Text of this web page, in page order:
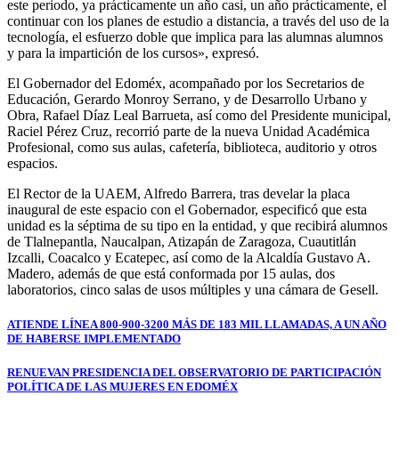
este periodo, ya prácticamente un año casi, un año prácticamente, el
continuar con los planes de estudio a distancia, a través del uso de la
tecnología, el esfuerzo doble que implica para las alumnas alumnos
y para la impartición de los cursos», expresó.
El Gobernador del Edoméx, acompañado por los Secretarios de
Educación, Gerardo Monroy Serrano, y de Desarrollo Urbano y
Obra, Rafael Díaz Leal Barrueta, así como del Presidente municipal,
Raciel Pérez Cruz, recorrió parte de la nueva Unidad Académica
Profesional, como sus aulas, cafetería, biblioteca, auditorio y otros
espacios.
El Rector de la UAEM, Alfredo Barrera, tras develar la placa
inaugural de este espacio con el Gobernador, especificó que esta
unidad es la séptima de su tipo en la entidad, y que recibirá alumnos
de Tlalnepantla, Naucalpan, Atizapán de Zaragoza, Cuautitlán
Izcalli, Coacalco y Ecatepec, así como de la Alcaldía Gustavo A.
Madero, además de que está conformada por 15 aulas, dos
laboratorios, cinco salas de usos múltiples y una cámara de Gesell.
Navegación
de
entradas
ATIENDE LÍNEA 800-900-3200 MÁS DE 183 MIL LLAMADAS, A UN AÑO
DE HABERSE IMPLEMENTADO
RENUEVAN PRESIDENCIA DEL OBSERVATORIO DE PARTICIPACIÓN
POLÍTICA DE LAS MUJERES EN EDOMÉX